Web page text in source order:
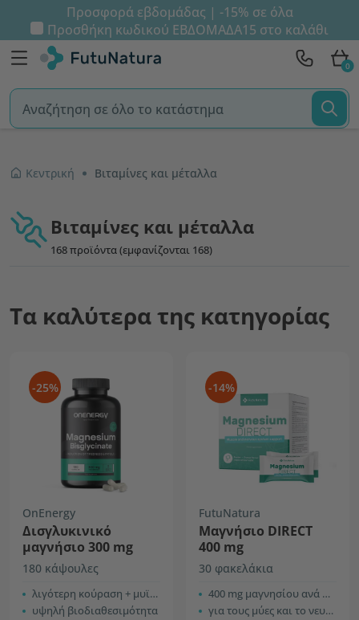
Προσφορά εβδομάδας | -15% σε όλα
Προσθήκη κωδικού ΕΒΔΟΜΑΔΑ15 στο καλάθι
0
Κεντρική Βιταμίνες και μέταλλα
Βιταμίνες και μέταλλα
168 προϊόντα (εμφανίζονται 168)
Τα καλύτερα της κατηγορίας
-25%
OnEnergy
Δισγλυκινικό
μαγνήσιο 300 mg
180 κάψουλες
λιγότερη κούραση + μυϊκό + νευρικό σύστημα
υψηλή βιοδιαθεσιμότητα
-14%
FutuNatura
Μαγνήσιο DIRECT
400 mg
30 φακελάκια
400 mg μαγνησίου ανά φακελάκι
για τους μύες και το νευρικό σύστημα